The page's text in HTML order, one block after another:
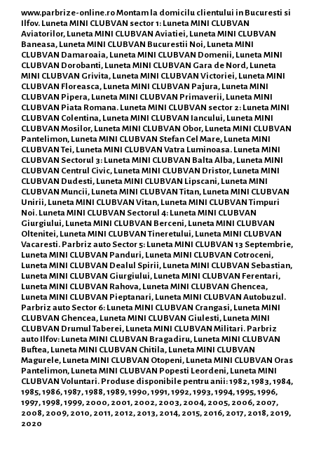
www.parbrize-online.roMontam la domicilu clientului in Bucuresti si
Ilfov. Luneta MINI CLUBVAN sector 1: Luneta MINI CLUBVAN
Aviatorilor, Luneta MINI CLUBVAN Aviatiei, Luneta MINI CLUBVAN
Baneasa, Luneta MINI CLUBVAN Bucurestii Noi, Luneta MINI
CLUBVAN Damaroaia, Luneta MINI CLUBVAN Domenii, Luneta MINI
CLUBVAN Dorobanti, Luneta MINI CLUBVAN Gara de Nord, Luneta
MINI CLUBVAN Grivita, Luneta MINI CLUBVAN Victoriei, Luneta MINI
CLUBVAN Floreasca, Luneta MINI CLUBVAN Pajura, Luneta MINI
CLUBVAN Pipera, Luneta MINI CLUBVAN Primaverii, Luneta MINI
CLUBVAN Piata Romana. Luneta MINI CLUBVAN sector 2: Luneta MINI
CLUBVAN Colentina, Luneta MINI CLUBVAN Iancului, Luneta MINI
CLUBVAN Mosilor, Luneta MINI CLUBVAN Obor, Luneta MINI CLUBVAN
Pantelimon, Luneta MINI CLUBVAN Stefan Cel Mare, Luneta MINI
CLUBVAN Tei, Luneta MINI CLUBVAN Vatra Luminoasa. Luneta MINI
CLUBVAN Sectorul 3: Luneta MINI CLUBVAN Balta Alba, Luneta MINI
CLUBVAN Centrul Civic, Luneta MINI CLUBVAN Dristor, Luneta MINI
CLUBVAN Dudesti, Luneta MINI CLUBVAN Lipscani, Luneta MINI
CLUBVAN Muncii, Luneta MINI CLUBVAN Titan, Luneta MINI CLUBVAN
Unirii, Luneta MINI CLUBVAN Vitan, Luneta MINI CLUBVAN Timpuri
Noi. Luneta MINI CLUBVAN Sectorul 4: Luneta MINI CLUBVAN
Giurgiului, Luneta MINI CLUBVAN Berceni, Luneta MINI CLUBVAN
Oltenitei, Luneta MINI CLUBVAN Tineretului, Luneta MINI CLUBVAN
Vacaresti. Parbriz auto Sector 5: Luneta MINI CLUBVAN 13 Septembrie,
Luneta MINI CLUBVAN Panduri, Luneta MINI CLUBVAN Cotroceni,
Luneta MINI CLUBVAN Dealul Spirii, Luneta MINI CLUBVAN Sebastian,
Luneta MINI CLUBVAN Giurgiului, Luneta MINI CLUBVAN Ferentari,
Luneta MINI CLUBVAN Rahova, Luneta MINI CLUBVAN Ghencea,
Luneta MINI CLUBVAN Pieptanari, Luneta MINI CLUBVAN Autobuzul.
Parbriz auto Sector 6: Luneta MINI CLUBVAN Crangasi, Luneta MINI
CLUBVAN Ghencea, Luneta MINI CLUBVAN Giulesti, Luneta MINI
CLUBVAN Drumul Taberei, Luneta MINI CLUBVAN Militari. Parbriz
auto Ilfov: Luneta MINI CLUBVAN Bragadiru, Luneta MINI CLUBVAN
Buftea, Luneta MINI CLUBVAN Chitila, Luneta MINI CLUBVAN
Magurele, Luneta MINI CLUBVAN Otopeni, Luneta MINI CLUBVAN Oras
Pantelimon, Luneta MINI CLUBVAN Popesti Leordeni, Luneta MINI
CLUBVAN Voluntari. Produse disponibile pentru anii: 1982, 1983, 1984,
1985, 1986, 1987, 1988, 1989, 1990, 1991, 1992, 1993, 1994, 1995, 1996,
1997, 1998, 1999, 2000, 2001, 2002, 2003, 2004, 2005, 2006, 2007,
2008, 2009, 2010, 2011, 2012, 2013, 2014, 2015, 2016, 2017, 2018, 2019,
2020